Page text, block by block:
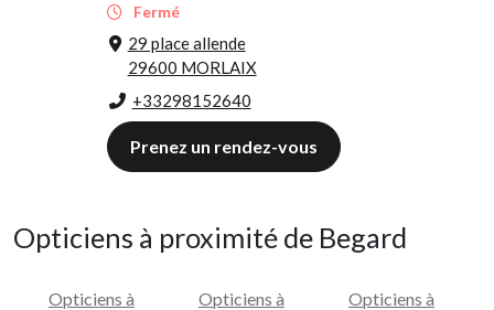
Fermé
29 place allende
29600 MORLAIX
+33298152640
Prenez un rendez-vous
Opticiens à proximité de Begard
Opticiens à
Opticiens à
Opticiens à